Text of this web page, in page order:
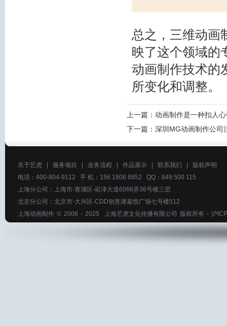
总之，三维动画
映了这个领域的
动画制作技术的
所变化和调整。
上一篇： 动画制作是一种扣人
下一篇： 深圳MG动画制作公司
关于艺虎 服务项目 业务流程 作品展示 联系我们
版权声明
电话：400-804-9112 手 机：156 1808 6852 QQ：849 500 115
上海分公司：上海市-青浦区-崧泽大道6066弄36号楼三层
北京分公司：北京市-大兴区-CDD创意港嘉悦广场七号楼512
上海动画制作 © 2008 - 2025 上海艺虎文化传播有限公司 版权所有 - 沪